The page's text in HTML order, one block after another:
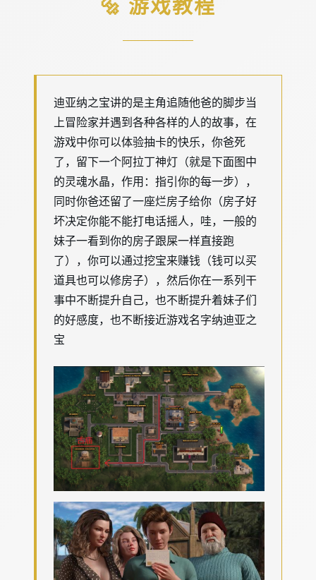
迪亚纳之宝讲的是主角追随他爸的脚步当
上冒险家并遇到各种各样的人的故事，在
游戏中你可以体验抽卡的快乐，你爸死
了，留下一个阿拉丁神灯（就是下面图中
的灵魂水晶，作用：指引你的每一步），
同时你爸还留了一座烂房子给你（房子好
坏决定你能不能打电话摇人，哇，一般的
妹子一看到你的房子跟屎一样直接跑
了），你可以通过挖宝来赚钱（钱可以买
道具也可以修房子），然后你在一系列干
事中不断提升自己，也不断提升着妹子们
的好感度，也不断接近游戏名字纳迪亚之
宝